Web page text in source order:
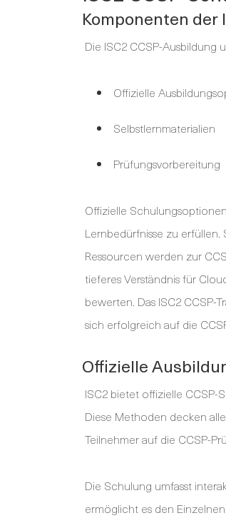
Komponenten der
Die ISC2 CCSP-Ausbildung
Offizielle
Selbstlernmaterialien
Prüfungsvorbereitung
Offizielle
Lernbedürfnisse zu
Ressourcen werden zur
tieferes Verständnis für
bewerten. Das ISC2 CCSP-
sich erfolgreich auf die
Offizielle
ISC2 bietet offizielle CCSP-
Diese Methoden decken
Teilnehmer auf die CCSP-
Die Schulung umfasst
ermöglicht es den